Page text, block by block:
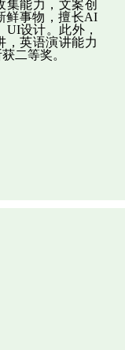
集能力，文案创
鲜事物，擅长AI
设计。此外，
，英语演讲能力
二等奖。